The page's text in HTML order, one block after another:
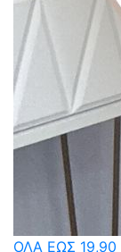
ΟΛΑ ΕΩΣ 19,90